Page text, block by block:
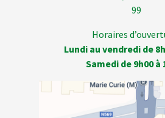
99
Horaires
Lundi au vendredi de
Samedi de 9h00 à